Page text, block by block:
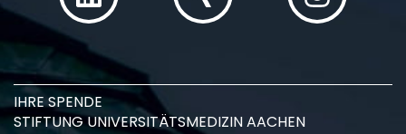
IHRE SPENDE
STIFTUNG UNIVERSITÄTSMEDIZIN AACHEN